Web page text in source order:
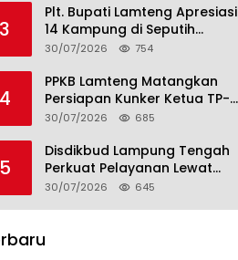
3
Plt. Bupati Lamteng Apresiasi
14 Kampung di Seputih
Raman Lunas PBB 2026, Harus
30/07/2026 754
4
PPKB Lamteng Matangkan
Persiapan Kunker Ketua TP-
PKK Provinsi, Launching
Jadi Fokus
30/07/2026 685
5
Disdikbud Lampung Tengah
Perkuat Pelayanan Lewat
S.M.I.L.E
30/07/2026 645